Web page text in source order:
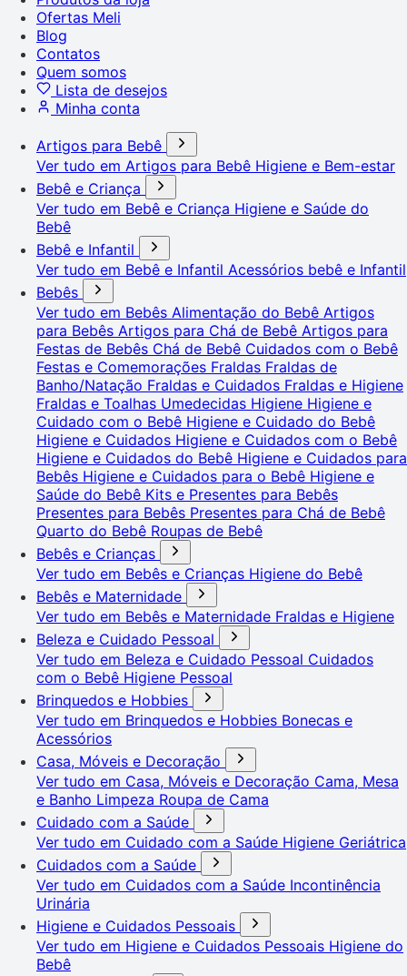
Ofertas Meli
Blog
Contatos
Quem somos
Lista de desejos
Minha conta
Artigos para Bebê
Ver tudo em Artigos para Bebê Higiene e Bem-estar
Bebê e Criança
Ver tudo em Bebê e Criança Higiene e Saúde do
Bebê
Bebê e Infantil
Ver tudo em Bebê e Infantil Acessórios bebê e Infantil
Bebês
Ver tudo em Bebês Alimentação do Bebê Artigos
para Bebês Artigos para Chá de Bebê Artigos para
Festas de Bebês Chá de Bebê Cuidados com o Bebê
Festas e Comemorações Fraldas Fraldas de
Banho/Natação Fraldas e Cuidados Fraldas e Higiene
Fraldas e Toalhas Umedecidas Higiene Higiene e
Cuidado com o Bebê Higiene e Cuidado do Bebê
Higiene e Cuidados Higiene e Cuidados com o Bebê
Higiene e Cuidados do Bebê Higiene e Cuidados para
Bebês Higiene e Cuidados para o Bebê Higiene e
Saúde do Bebê Kits e Presentes para Bebês
Presentes para Bebês Presentes para Chá de Bebê
Quarto do Bebê Roupas de Bebê
Bebês e Crianças
Ver tudo em Bebês e Crianças Higiene do Bebê
Bebês e Maternidade
Ver tudo em Bebês e Maternidade Fraldas e Higiene
Beleza e Cuidado Pessoal
Ver tudo em Beleza e Cuidado Pessoal Cuidados
com o Bebê Higiene Pessoal
Brinquedos e Hobbies
Ver tudo em Brinquedos e Hobbies Bonecas e
Acessórios
Casa, Móveis e Decoração
Ver tudo em Casa, Móveis e Decoração Cama, Mesa
e Banho Limpeza Roupa de Cama
Cuidado com a Saúde
Ver tudo em Cuidado com a Saúde Higiene Geriátrica
Cuidados com a Saúde
Ver tudo em Cuidados com a Saúde Incontinência
Urinária
Higiene e Cuidados Pessoais
Ver tudo em Higiene e Cuidados Pessoais Higiene do
Bebê